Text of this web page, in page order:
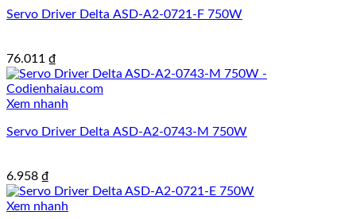
Servo Driver Delta ASD-A2-0721-F 750W
76.011 ₫
Xem nhanh
Servo Driver Delta ASD-A2-0743-M 750W
6.958 ₫
Xem nhanh